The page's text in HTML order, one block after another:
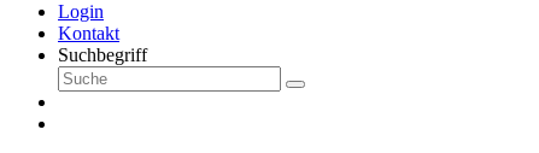
Login
Kontakt
Suchbegriff